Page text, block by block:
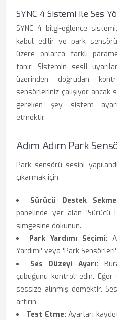
SYNC 4 Sistemi ile Ses
SYNC 4 bilgi-eğlence
kabul edilir ve park
üzere onlarca farklı
tanır. Sistemin sesli
üzerinden doğrudan
sensörleriniz çalışıyor ancak
gereken şey sistem
etmektir.
Adım Adım Park
Park sensörü sesini
çıkarmak için
Sürücü Destek
panelinde yer alan 'Sürücü
simgesine dokunun.
Park Yardımı Seçimi:
Yardımı' veya 'Park
Ses Düzeyi Ayarı:
çubuğunu kontrol edin.
sessize alınmış demektir.
artırın.
Test Etme: Ayarları